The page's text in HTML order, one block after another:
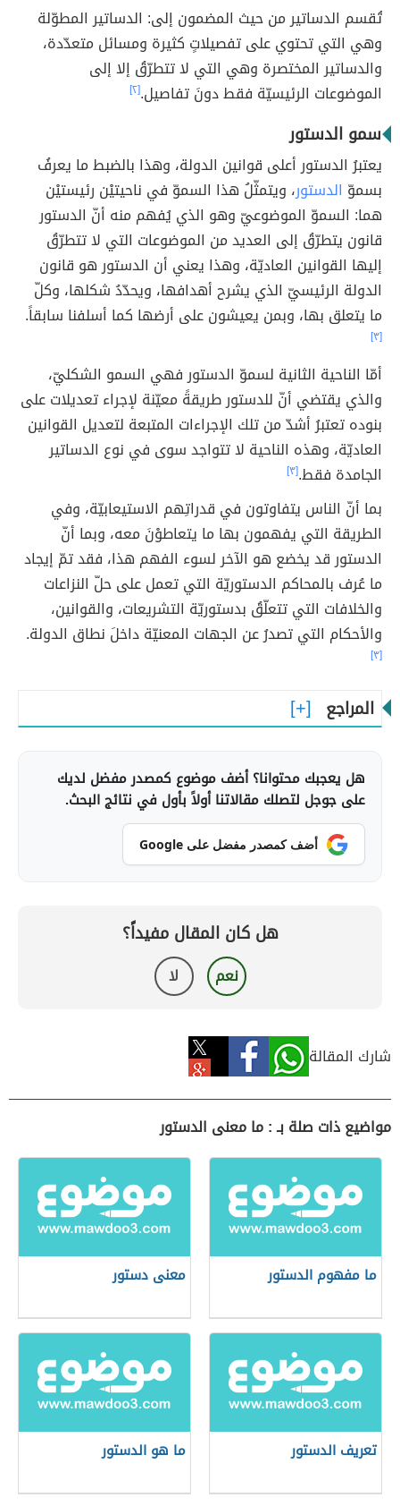
تُقسم الدساتير من حيث المضمون إلى: الدساتير المطوّلة
وهي التي تحتوي على تفصيلاتٍ كثيرة ومسائل متعدّدة،
والدساتير المختصرة وهي التي لا تتطرّقُ إلا إلى
الموضوعات الرئيسيّة فقط دونَ تفاصيل.[٢]
سمو الدستور
يعتبرُ الدستور أعلى قوانين الدولة، وهذا بالضبط ما يعرفُ
بسموّ الدستور، ويتمثّلُ هذا السموّ في ناحيتيْن رئيستيْن
هما: السموّ الموضوعيّ وهو الذي يُفهم منه أنّ الدستور
قانون يتطرّقُ إلى العديد من الموضوعات التي لا تتطرّقُ
إليها القوانين العاديّة، وهذا يعني أن الدستور هو قانون
الدولة الرئيسيّ الذي يشرح أهدافها، ويحدّدُ شكلها، وكلّ
ما يتعلق بها، وبمن يعيشون على أرضها كما أسلفنا سابقاً.
[٣]
أمّا الناحية الثانية لسموّ الدستور فهي السمو الشكليّ،
والذي يقتضي أنّ للدستور طريقةً معيّنة لإجراء تعديلات على
بنوده تعتبرُ أشدّ من تلك الإجراءات المتبعة لتعديل القوانين
العاديّة، وهذه الناحية لا تتواجد سوى في نوع الدساتير
الجامدة فقط.[٣]
بما أنّ الناس يتفاوتون في قدراتِهم الاستيعابيّة، وفي
الطريقة التي يفهمون بها ما يتعاطوْنَ معه، وبما أنّ
الدستور قد يخضع هو الآخر لسوء الفهم هذا، فقد تمّ إيجاد
ما عُرف بالمحاكم الدستوريّة التي تعمل على حلّ النزاعات
والخلافات التي تتعلّقُ بدستوريّة التشريعات، والقوانين،
والأحكام التي تصدرُ عن الجهات المعنيّة داخلَ نطاق الدولة.
[٣]
المراجع
هل يعجبك محتوانا؟ أضف موضوع كمصدر مفضل لديك
على جوجل لتصلك مقالاتنا أولاً بأول في نتائج البحث.
أضف كمصدر مفضل على Google
هل كان المقال مفيداً؟
نعم لا
شارك المقالة
مواضيع ذات صلة بـ : ما معنى الدستور
ما مفهوم الدستور معنى دستور
تعريف الدستور ما هو الدستور